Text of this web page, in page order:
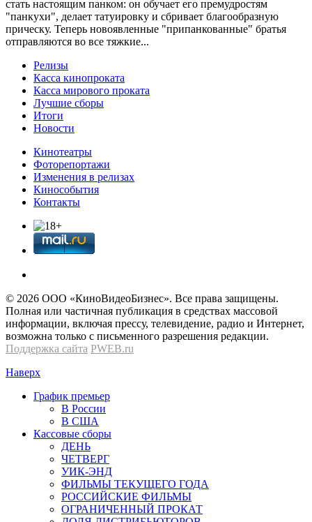
стать настоящим панком: он обучает его премудростям
"панкухи", делает татуировку и сбривает благообразную
прическу. Теперь новоявленные "припанкованные" братья
отправляются во все тяжкие...
Релизы
Касса кинопроката
Касса мирового проката
Лучшие сборы
Итоги
Новости
Кинотеатры
Фоторепортажи
Изменения в релизах
Кинособытия
Контакты
© 2026 OOО «КиноВидеоБизнес». Все права защищены.
Полная или частичная публикация в средствах массовой
информации, включая прессу, телевидение, радио и Интернет,
возможна только с письменного разрешения редакции.
Поддержка сайта PWEB.ru
Наверх
График премьер
В России
В США
Кассовые сборы
ДЕНЬ
ЧЕТВЕРГ
УИК-ЭНД
ФИЛЬМЫ ТЕКУЩЕГО ГОДА
РОССИЙСКИЕ ФИЛЬМЫ
ОГРАНИЧЕННЫЙ ПРОКАТ